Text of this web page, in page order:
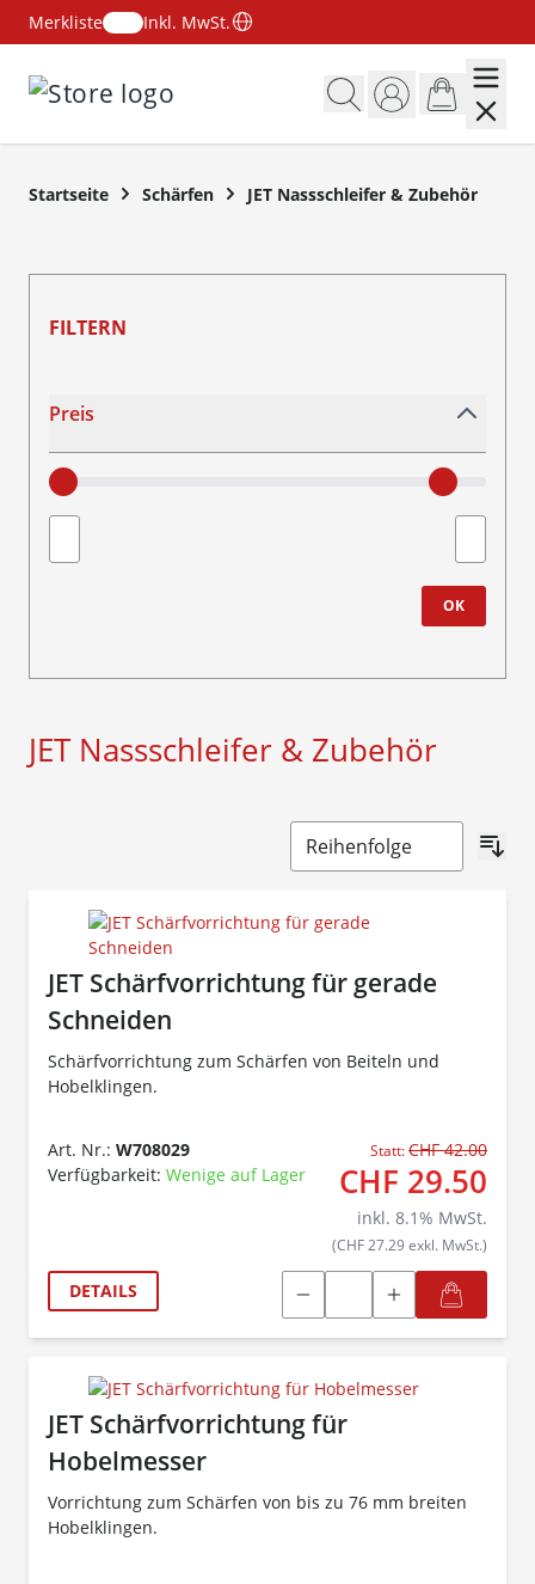
Merkliste
Inkl. MwSt.
Startseite Schärfen JET Nassschleifer & Zubehör
FILTERN
Preis
OK
JET Nassschleifer & Zubehör
JET Schärfvorrichtung für gerade
Schneiden
Schärfvorrichtung zum Schärfen von Beiteln und
Hobelklingen.
Art. Nr.: W708029
Verfügbarkeit: Wenige auf Lager
Statt:CHF 42.00
CHF 29.50
inkl. 8.1% MwSt.
(CHF 27.29 exkl. MwSt.)
DETAILS
JET Schärfvorrichtung für
Hobelmesser
Vorrichtung zum Schärfen von bis zu 76 mm breiten
Hobelklingen.